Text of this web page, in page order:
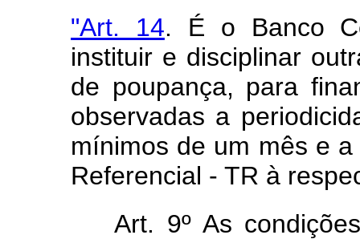
"Art. 14. É o Banco
instituir e disciplinar
de poupança, para
observadas a
mínimos de um mês e
Referencial - TR à
Art. 9º As